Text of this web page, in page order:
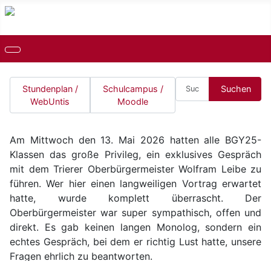
Stundenplan /
WebUntis
Schulcampus /
Moodle
Suchen Suchen
Am Mittwoch den 13. Mai 2026 hatten alle BGY25-
Klassen das große Privileg, ein exklusives Gespräch
mit dem Trierer Oberbürgermeister Wolfram Leibe zu
führen. Wer hier einen langweiligen Vortrag erwartet
hatte, wurde komplett überrascht. Der
Oberbürgermeister war super sympathisch, offen und
direkt. Es gab keinen langen Monolog, sondern ein
echtes Gespräch, bei dem er richtig Lust hatte, unsere
Fragen ehrlich zu beantworten.